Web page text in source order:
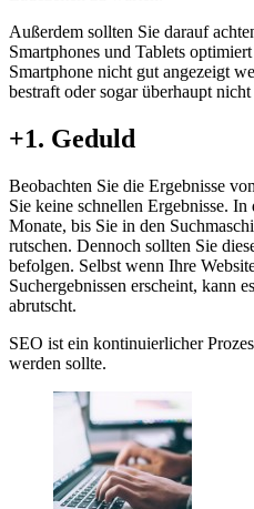
Außerdem sollten Sie darauf
Smartphones und Tablets
Smartphone nicht gut angezeigt
bestraft oder sogar überhaupt
+1. Geduld
Beobachten Sie die Ergebnisse
Sie keine schnellen Ergebnisse. In
Monate, bis Sie in den
rutschen. Dennoch sollten Sie
befolgen. Selbst wenn Ihre
Suchergebnissen erscheint, kann
abrutscht.
SEO ist ein kontinuierlicher
werden sollte.